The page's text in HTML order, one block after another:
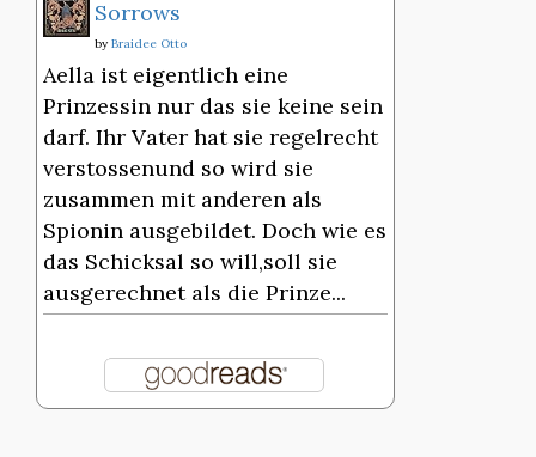
Sorrows
by Braidee Otto
Aella ist eigentlich eine
Prinzessin nur das sie keine sein
darf. Ihr Vater hat sie regelrecht
verstossenund so wird sie
zusammen mit anderen als
Spionin ausgebildet. Doch wie es
das Schicksal so will,soll sie
ausgerechnet als die Prinze...